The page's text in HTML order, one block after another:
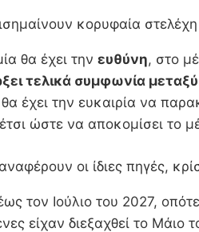
κορυφαία
θα έχει την ευθύνη, στο
τελικά συμφωνία
έχει την ευκαιρία να
ώστε να αποκομίσει το
οι ίδιες πηγές,
τον Ιούλιο του 2027,
είχαν διεξαχθεί το Μάιο